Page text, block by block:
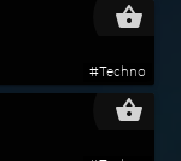
shopping_basket
#Techno
shopping_basket